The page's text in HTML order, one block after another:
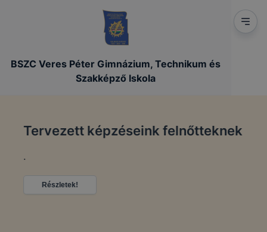
BSZC Veres Péter Gimnázium, Technikum és
Szakképző Iskola
Tervezett képzéseink felnőtteknek
Részletek!